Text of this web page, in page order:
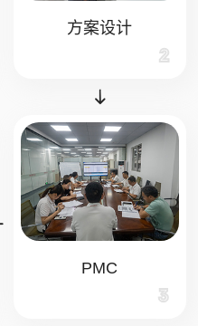
方案设计
2
PMC
3